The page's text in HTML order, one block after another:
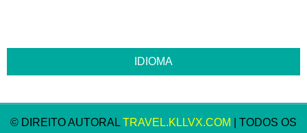
© DIREITO AUTORAL TRAVEL.KLLVX.COM
| TODOS OS